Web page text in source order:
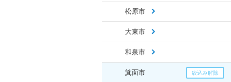
松原市
大東市
和泉市
箕面市